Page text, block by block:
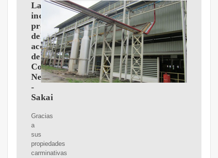
Las
increibles
propiedades
del
aceite
de
Comino
Negro
-
Sakai
Gracias
a
sus
propiedades
carminativas